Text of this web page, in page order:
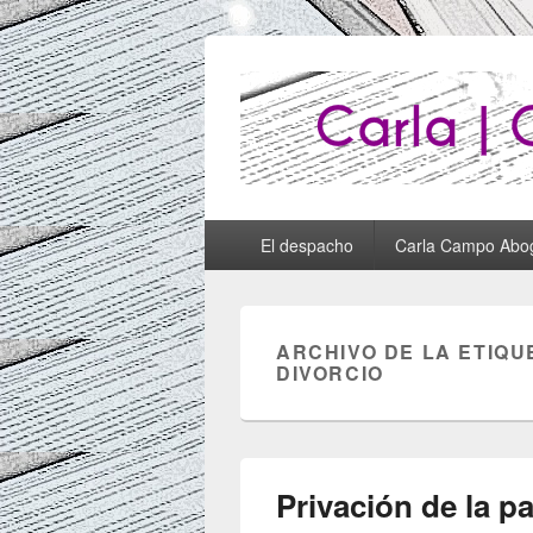
Abogados
Menú
principalEl despacho Carla Campo
ARCHIVO DE LA
DIVORCIO
Privación de la